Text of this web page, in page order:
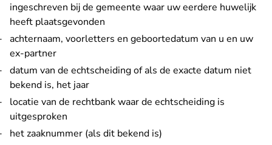
ingeschreven bij de gemeente waar uw eerdere huwelijk
heeft plaatsgevonden
achternaam, voorletters en geboortedatum van u en uw
ex-partner
datum van de echtscheiding of als de exacte datum niet
bekend is, het jaar
locatie van de rechtbank waar de echtscheiding is
uitgesproken
het zaaknummer (als dit bekend is)